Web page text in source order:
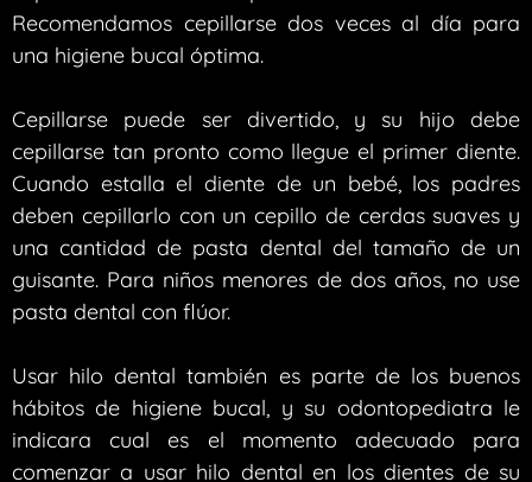
Recomendamos cepillarse dos veces al día para
una higiene bucal óptima.
Cepillarse puede ser divertido, y su hijo debe
cepillarse tan pronto como llegue el primer diente.
Cuando estalla el diente de un bebé, los padres
deben cepillarlo con un cepillo de cerdas suaves y
una cantidad de pasta dental del tamaño de un
guisante. Para niños menores de dos años, no use
pasta dental con flúor.
Usar hilo dental también es parte de los buenos
hábitos de higiene bucal, y su odontopediatra le
indicara cual es el momento adecuado para
comenzar a usar hilo dental en los dientes de su